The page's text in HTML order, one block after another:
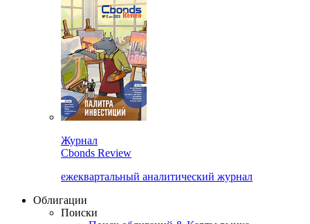
Журнал
Cbonds Review
ежеквартальный аналитический журнал
Облигации
Поиски